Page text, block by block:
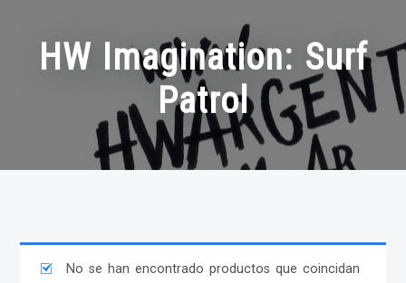
HW Imagination: Surf
Patrol
No se han encontrado productos que coincidan